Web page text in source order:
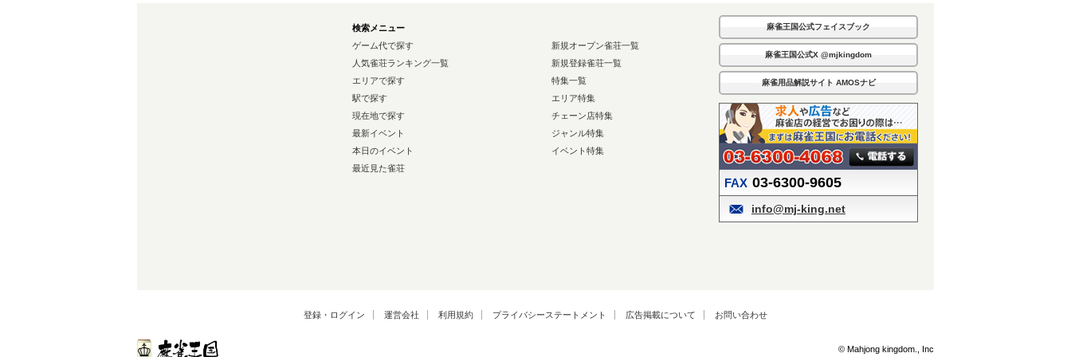
検索メニュー
ゲーム代で探す
人気雀荘ランキング一覧
エリアで探す
駅で探す
現在地で探す
最新イベント
本日のイベント
最近見た雀荘
新規オープン雀荘一覧
新規登録雀荘一覧
特集一覧
エリア特集
チェーン店特集
ジャンル特集
イベント特集
麻雀王国公式フェイスブック
麻雀王国公式X @mjkingdom
麻雀用品解説サイト AMOSナビ
FAX 03-6300-9605
info@mj-king.net
登録・ログイン 運営会社 利用規約 プライバシーステートメント 広告掲載について お問い合わせ
© Mahjong kingdom., Inc